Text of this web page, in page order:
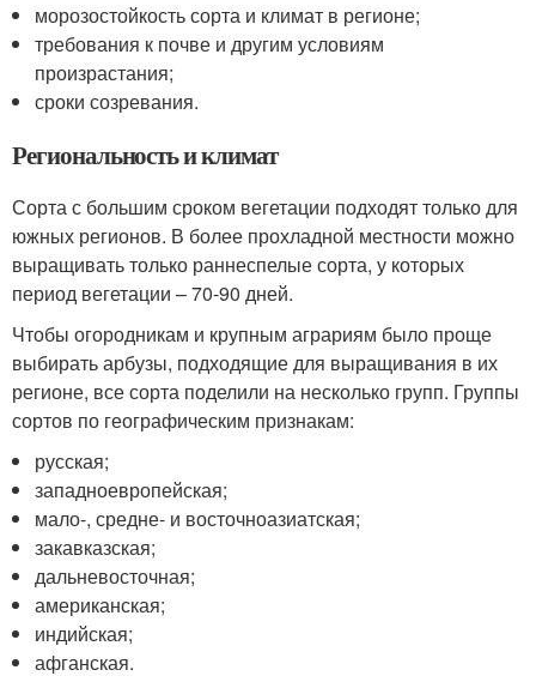
морозостойкость сорта и климат в регионе;
требования к почве и другим условиям
произрастания;
сроки созревания.
Региональность и климат
Сорта с большим сроком вегетации подходят только для
южных регионов. В более прохладной местности можно
выращивать только раннеспелые сорта, у которых
период вегетации – 70-90 дней.
Чтобы огородникам и крупным аграриям было проще
выбирать арбузы, подходящие для выращивания в их
регионе, все сорта поделили на несколько групп. Группы
сортов по географическим признакам:
русская;
западноевропейская;
мало-, средне- и восточноазиатская;
закавказская;
дальневосточная;
американская;
индийская;
афганская.